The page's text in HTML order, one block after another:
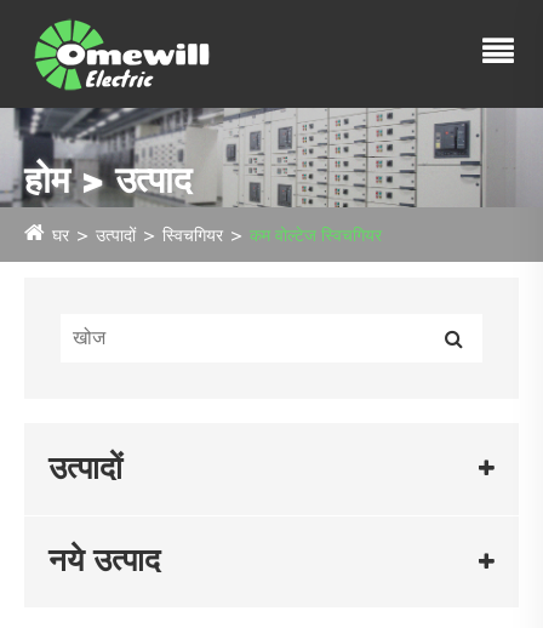
होम > उत्पाद
घर उत्पादों स्विचगियर कम वोल्टेज स्विचगियर
उत्पादों
नये उत्पाद